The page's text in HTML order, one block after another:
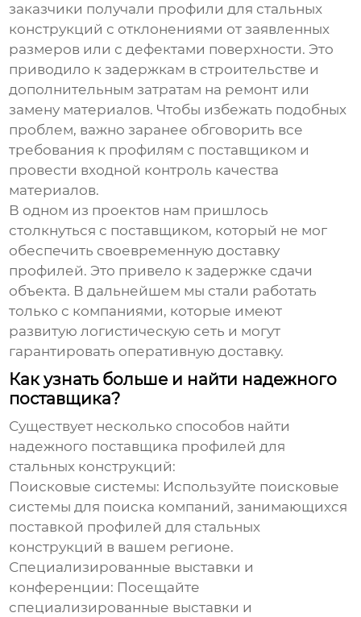
заказчики получали профили для стальных
конструкций с отклонениями от заявленных
размеров или с дефектами поверхности. Это
приводило к задержкам в строительстве и
дополнительным затратам на ремонт или
замену материалов. Чтобы избежать подобных
проблем, важно заранее обговорить все
требования к профилям с поставщиком и
провести входной контроль качества
материалов.
В одном из проектов нам пришлось
столкнуться с поставщиком, который не мог
обеспечить своевременную доставку
профилей. Это привело к задержке сдачи
объекта. В дальнейшем мы стали работать
только с компаниями, которые имеют
развитую логистическую сеть и могут
гарантировать оперативную доставку.
Как узнать больше и найти надежного
поставщика?
Существует несколько способов найти
надежного поставщика профилей для
стальных конструкций:
Поисковые системы: Используйте поисковые
системы для поиска компаний, занимающихся
поставкой профилей для стальных
конструкций в вашем регионе.
Специализированные выставки и
конференции: Посещайте
специализированные выставки и